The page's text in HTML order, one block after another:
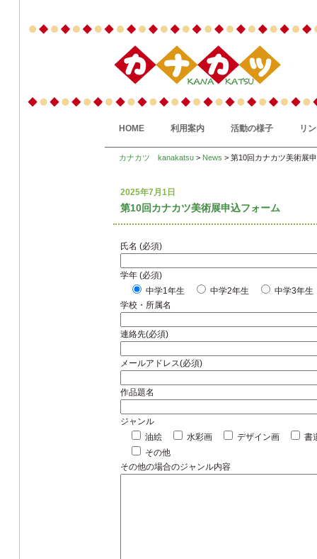
HOME 利用案内 活動の様子 リ
カナカツ kanakatsu > News > 第10回カナカツ美術展
2025年7月1日
第10回カナカツ美術展申込フォーム
氏名 (必須)
学年 (必須)
中学1年生
中学2年生
中学3年生
学校・所属名
連絡先(必須)
メールアドレス(必須)
作品題名
ジャンル
油絵
水彩画 デザイン画
書
その他
その他の場合のジャンル内容